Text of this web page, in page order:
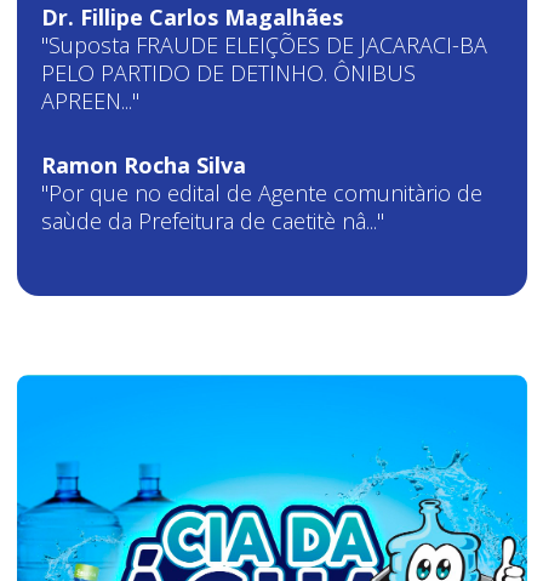
Dr. Fillipe Carlos Magalhães
"Suposta FRAUDE ELEIÇÕES DE JACARACI-BA
PELO PARTIDO DE DETINHO. ÔNIBUS
APREEN..."
Ramon Rocha Silva
"Por que no edital de Agente comunitàrio de
saùde da Prefeitura de caetitè nâ..."